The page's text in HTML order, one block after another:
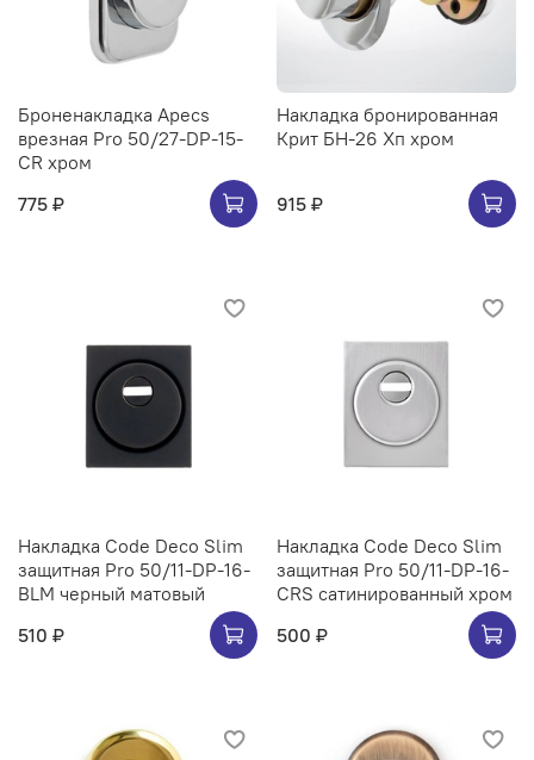
Броненакладка Apecs
врезная Pro 50/27-DP-15-
CR хром
775 ₽
Накладка бронированная
Крит БН-26 Хп хром
915 ₽
Накладка Code Deco Slim
защитная Pro 50/11-DP-16-
BLM черный матовый
510 ₽
Накладка Code Deco Slim
защитная Pro 50/11-DP-16-
CRS сатинированный хром
500 ₽